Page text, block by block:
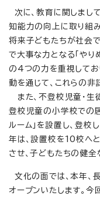
次に、教育に関しまし
知能力の向上に取り組み
将来子どもたちが社会
で大事な力となる「やり
の4つの力を重視してお
動を通じて、これらの非
また、不登校児童・生
登校児童の小学校での
ルーム」を設置し、登校
年は、設置校を10校へ
させ、子どもたちの健全
文化の面では、本年、
オープンいたします。今